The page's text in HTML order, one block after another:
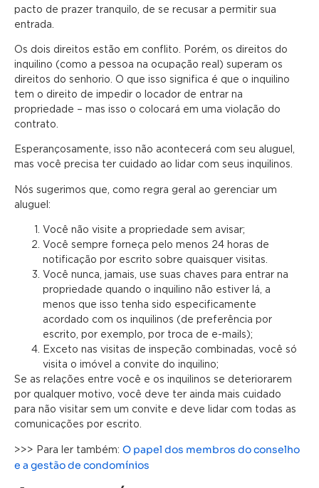
pacto de prazer tranquilo, de se recusar a permitir sua
entrada.
Os dois direitos estão em conflito. Porém, os direitos do
inquilino (como a pessoa na ocupação real) superam os
direitos do senhorio. O que isso significa é que o inquilino
tem o direito de impedir o locador de entrar na
propriedade – mas isso o colocará em uma violação do
contrato.
Esperançosamente, isso não acontecerá com seu aluguel,
mas você precisa ter cuidado ao lidar com seus inquilinos.
Nós sugerimos que, como regra geral ao gerenciar um
aluguel:
Você não visite a propriedade sem avisar;
Você sempre forneça pelo menos 24 horas de
notificação por escrito sobre quaisquer visitas.
Você nunca, jamais, use suas chaves para entrar na
propriedade quando o inquilino não estiver lá, a
menos que isso tenha sido especificamente
acordado com os inquilinos (de preferência por
escrito, por exemplo, por troca de e-mails);
Exceto nas visitas de inspeção combinadas, você só
visita o imóvel a convite do inquilino;
Se as relações entre você e os inquilinos se deteriorarem
por qualquer motivo, você deve ter ainda mais cuidado
para não visitar sem um convite e deve lidar com todas as
comunicações por escrito.
>>> Para ler também: O papel dos membros do conselho
e a gestão de condomínios